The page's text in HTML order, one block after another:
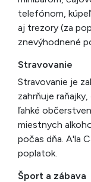
telefónom,
aj trezory (za
znevýhodnené
Stravovanie
Stravovanie je
zahrňuje
ľahké
miestnych
počas dňa. A'la
poplatok.
Šport a zábava